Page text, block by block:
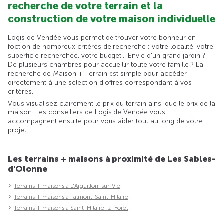
recherche de votre terrain et la
construction de votre maison individuelle
Logis de Vendée vous permet de trouver votre bonheur en
foction de nombreux critères de recherche : votre localité, votre
superficie recherchée, votre budget... Envie d'un grand jardin ?
De plusieurs chambres pour accueillir toute votre famille ? La
recherche de Maison + Terrain est simple pour accéder
directement à une sélection d'offres correspondant à vos
critères.
Vous visualisez clairement le prix du terrain ainsi que le prix de la
maison. Les conseillers de Logis de Vendée vous
accompagnent ensuite pour vous aider tout au long de votre
projet.
Les terrains + maisons à proximité de Les Sables-
d'Olonne
Terrains + maisons à L'Aiguillon-sur-Vie
Terrains + maisons à Talmont-Saint-Hilaire
Terrains + maisons à Saint-Hilaire-la-Forêt